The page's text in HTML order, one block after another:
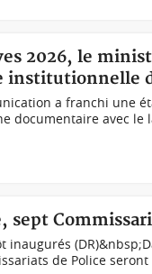
2026, le
institutionnelle
a franchi une
documentaire avec
sept
inaugurés
de Police